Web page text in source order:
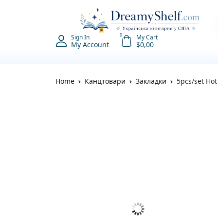
Sign In
My Account
0 My Cart
$0,00
Home Канцтовари Закладки 5pcs/set